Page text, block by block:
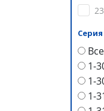
Все
1-
1-
1-